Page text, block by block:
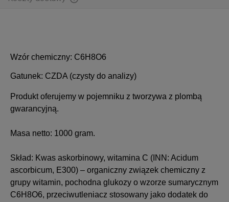
Wzór chemiczny: C6H8O6
Gatunek: CZDA (czysty do analizy)
Produkt oferujemy w pojemniku z tworzywa z plombą
gwarancyjną.
Masa netto: 1000 gram.
Skład: Kwas askorbinowy, witamina C (INN: Acidum
ascorbicum, E300) – organiczny związek chemiczny z
grupy witamin, pochodna glukozy o wzorze sumarycznym
C6H8O6, przeciwutleniacz stosowany jako dodatek do